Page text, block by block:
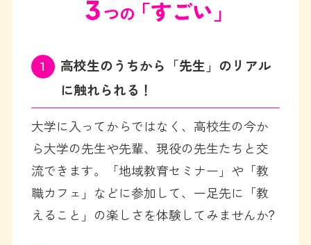
3 つの「すごい」
1
高校生のうちから「先生」のリアル
に触れられる！
大学に入ってからではなく、高校生の今か
ら大学の先生や先輩、現役の先生たちと交
流できます。「地域教育セミナー」や「教
職カフェ」などに参加して、一足先に「教
えること」の楽しさを体験してみませんか?